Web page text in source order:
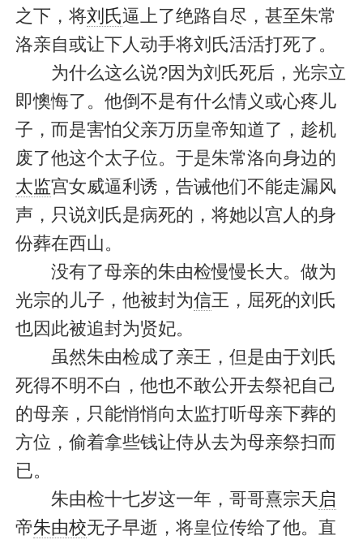
之下，将刘氏逼上了绝路自尽，甚至朱常
洛亲自或让下人动手将刘氏活活打死了。
为什么这么说?因为刘氏死后，光宗立
即懊悔了。他倒不是有什么情义或心疼儿
子，而是害怕父亲万历皇帝知道了，趁机
废了他这个太子位。于是朱常洛向身边的
太监宫女威逼利诱，告诫他们不能走漏风
声，只说刘氏是病死的，将她以宫人的身
份葬在西山。
没有了母亲的朱由检慢慢长大。做为
光宗的儿子，他被封为信王，屈死的刘氏
也因此被追封为贤妃。
虽然朱由检成了亲王，但是由于刘氏
死得不明不白，他也不敢公开去祭祀自己
的母亲，只能悄悄向太监打听母亲下葬的
方位，偷着拿些钱让侍从去为母亲祭扫而
已。
朱由检十七岁这一年，哥哥熹宗天启
帝朱由校无子早逝，将皇位传给了他。直